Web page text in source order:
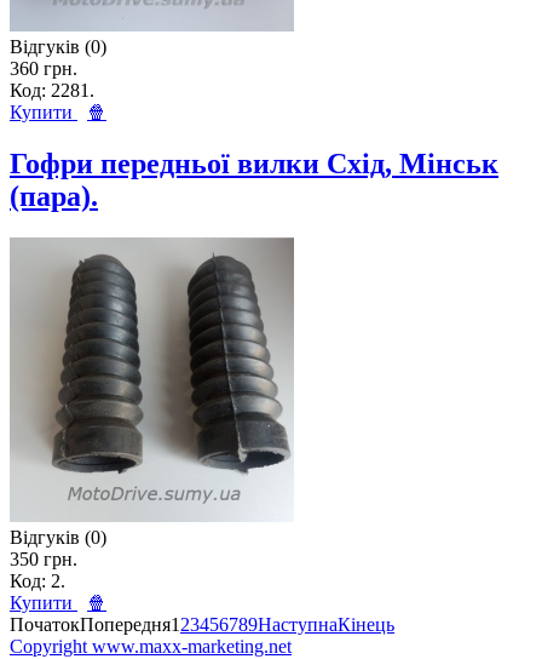
Відгуків (0)
360 грн.
Код: 2281.
Купити
🍿
Гофри передньої вилки Схід, Мінськ
(пара).
Відгуків (0)
350 грн.
Код: 2.
Купити
🍿
ПочатокПопередня1 23456789НаступнаКінець
Copyright www.maxx-marketing.net